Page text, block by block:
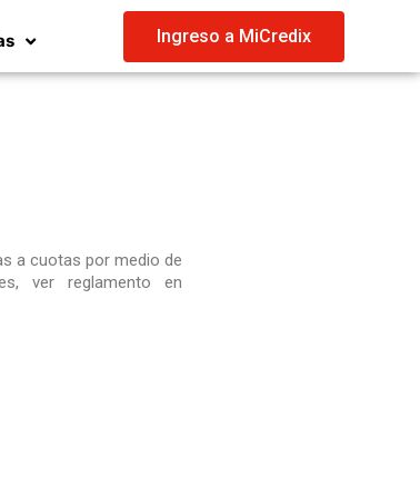
Ingreso a MiCredix
a cuotas por medio de
ver reglamento en